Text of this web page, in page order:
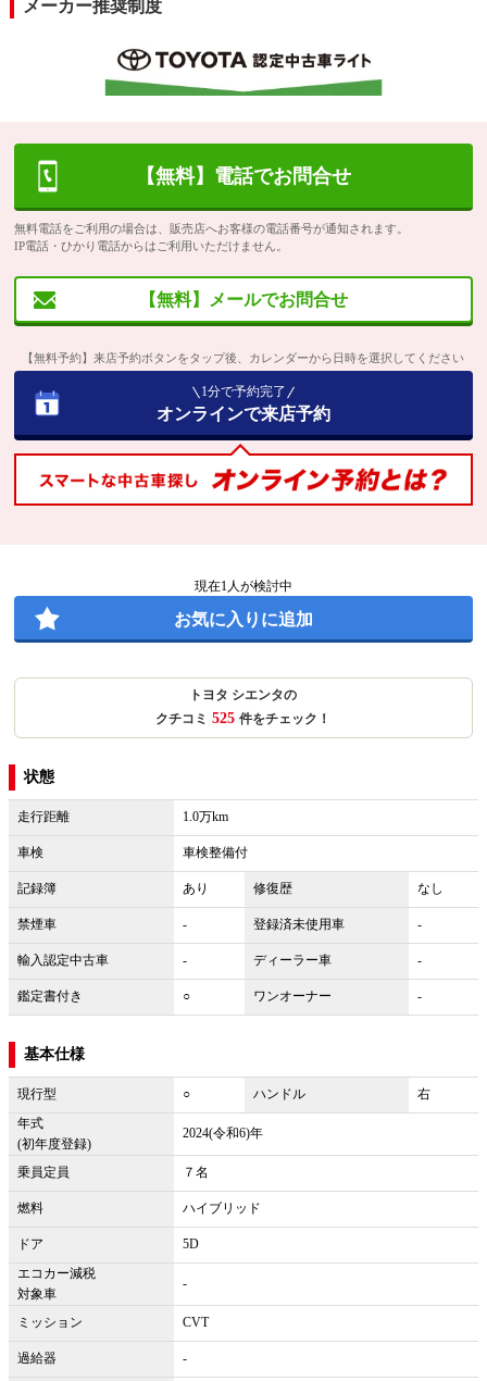
メーカー推奨制度
【無料】電話でお問合せ
無料電話をご利用の場合は、販売店へお客様の電話番号が通知されます。
IP電話・ひかり電話からはご利用いただけません。
【無料】メールでお問合せ
【無料予約】来店予約ボタンをタップ後、カレンダーから日時を選択してください
1分で予約完了
オンラインで来店予約
現在1 人が検討中
お気に入りに追加
トヨタ シエンタの
クチコミ 525 件をチェック！
状態
走行距離 1.0万km
車検 車検整備付
記録簿 あり 修復歴 なし
禁煙車 - 登録済未使用車 -
輸入認定中古車 - ディーラー車 -
鑑定書付き ○ ワンオーナー -
基本仕様
現行型 ○ ハンドル
右
年式
(初年度登録)
2024(令和6)年
乗員定員 ７名
燃料 ハイブリッド
ドア
5D
エコカー減税
対象車
-
ミッション CVT
過給器 -